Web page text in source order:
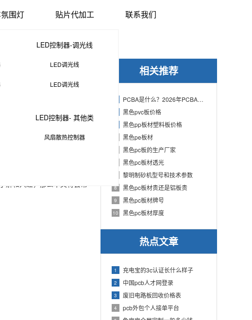
LED控制器-调光线
LED调光线
LED调光线
LED控制器- 其他类
风扇散热控制器
围灯 贴片代加工 联系我们
相关推荐
PCBA是什么？2026年PCBA制造与代工指南：专业方案、流程与应用
黑色pvc板价格
黑色pp板材塑料板价格
黑色pe板材
黑色pc板的生产厂家
黑色pc板材透光
黎明制砂机型号和技术参数
8 黑色pc板材贵还是铝板贵
9 黑色pc板材牌号
10 黑色pc板材厚度
热点文章
1 充电宝的3c认证长什么样子
2 中国pcb人才网登录
3 废旧电路板回收价格表
4 pcb外包个人接单平台
收集了一些与PCBA中TBD
和作用却很少有人知道。本
解和兴趣，那么本文将会帮